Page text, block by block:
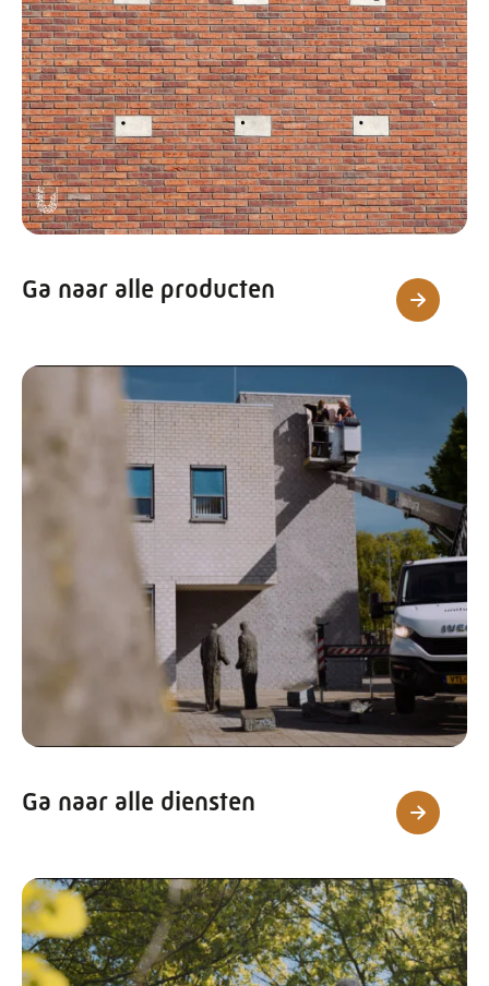
Ga naar alle producten
Ga naar alle diensten